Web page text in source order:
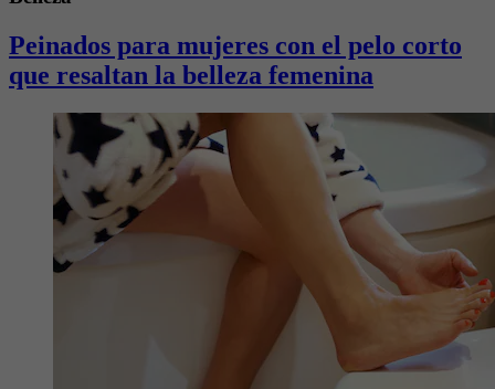
Peinados para mujeres con el pelo corto
que resaltan la belleza femenina